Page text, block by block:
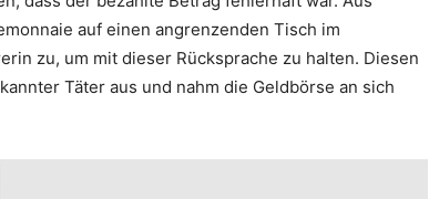
auf einen angrenzenden Tisch im
zu, um mit dieser Rücksprache zu halten. Diesen
Täter aus und nahm die Geldbörse an sich